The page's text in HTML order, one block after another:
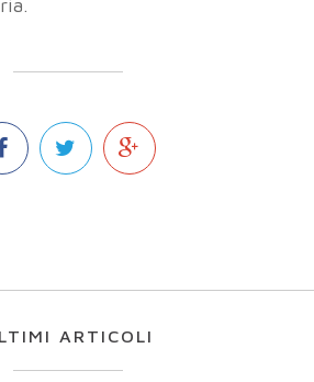
ARTICOLI